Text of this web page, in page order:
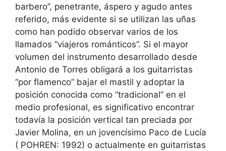
barbero”, penetrante, áspero y agudo antes
referido, más evidente si se utilizan las uñas
como han podido observar varios de los
llamados “viajeros románticos”. Si el mayor
volumen del instrumento desarrollado desde
Antonio de Torres obligará a los guitarristas
“por flamenco” bajar el mastil y adoptar la
posición conocida como “tradicional” en el
medio profesional, es significativo encontrar
todavía la posición vertical tan preciada por
Javier Molina, en un jovencísimo Paco de Lucía
( POHREN: 1992) o actualmente en guitarristas